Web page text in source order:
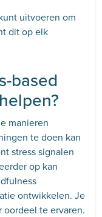
uitvoeren om
dit op elk
based
manieren
te doen kan
stress signalen
op kan
ontwikkelen. Je
te ervaren.